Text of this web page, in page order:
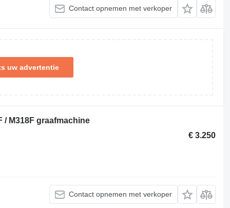
Contact opnemen met verkoper
uw advertentie
/ M318F graafmachine
€ 3.250
Contact opnemen met verkoper